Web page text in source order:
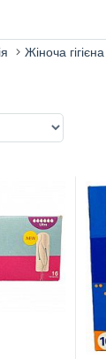
Жіноча гігієна